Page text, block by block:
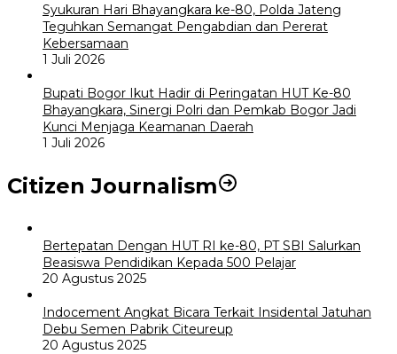
Syukuran Hari Bhayangkara ke-80, Polda Jateng
Teguhkan Semangat Pengabdian dan Pererat
Kebersamaan
1 Juli 2026
Bupati Bogor Ikut Hadir di Peringatan HUT Ke-80
Bhayangkara, Sinergi Polri dan Pemkab Bogor Jadi
Kunci Menjaga Keamanan Daerah
1 Juli 2026
Citizen Journalism
Bertepatan Dengan HUT RI ke-80, PT SBI Salurkan
Beasiswa Pendidikan Kepada 500 Pelajar
20 Agustus 2025
Indocement Angkat Bicara Terkait Insidental Jatuhan
Debu Semen Pabrik Citeureup
20 Agustus 2025